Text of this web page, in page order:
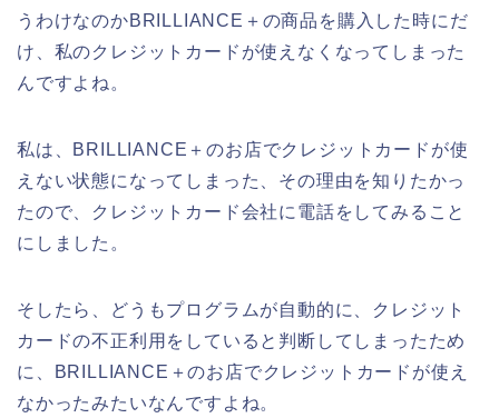
うわけなのかBRILLIANCE＋の商品を購入した時にだ
け、私のクレジットカードが使えなくなってしまった
んですよね。
私は、BRILLIANCE＋のお店でクレジットカードが使
えない状態になってしまった、その理由を知りたかっ
たので、クレジットカード会社に電話をしてみること
にしました。
そしたら、どうもプログラムが自動的に、クレジット
カードの不正利用をしていると判断してしまったため
に、BRILLIANCE＋のお店でクレジットカードが使え
なかったみたいなんですよね。